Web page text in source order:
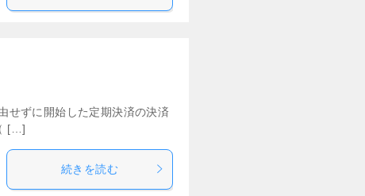
せずに開始した定期決済の決済
[…]
続きを読む